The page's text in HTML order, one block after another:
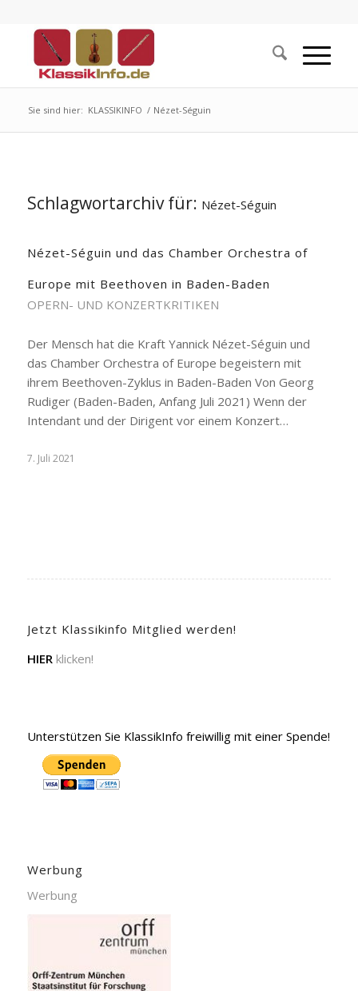
Sie sind hier: KLASSIKINFO / Nézet-Séguin
Schlagwortarchiv für: Nézet-Séguin
Nézet-Séguin und das Chamber Orchestra of
Europe mit Beethoven in Baden-Baden
OPERN- UND KONZERTKRITIKEN
Der Mensch hat die Kraft Yannick Nézet-Séguin und
das Chamber Orchestra of Europe begeistern mit
ihrem Beethoven-Zyklus in Baden-Baden Von Georg
Rudiger (Baden-Baden, Anfang Juli 2021) Wenn der
Intendant und der Dirigent vor einem Konzert…
7. Juli 2021
Jetzt Klassikinfo Mitglied werden!
HIER klicken!
Unterstützen Sie KlassikInfo freiwillig mit einer Spende!
Werbung
Werbung